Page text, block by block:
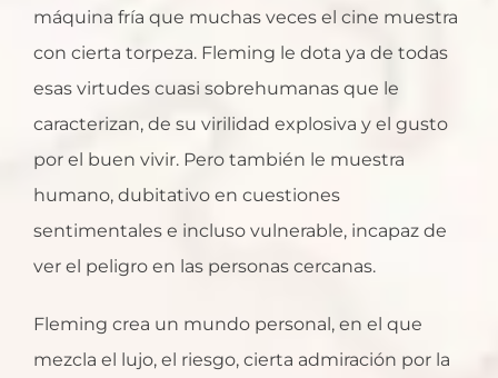
máquina fría que muchas veces el cine muestra
con cierta torpeza. Fleming le dota ya de todas
esas virtudes cuasi sobrehumanas que le
caracterizan, de su virilidad explosiva y el gusto
por el buen vivir. Pero también le muestra
humano, dubitativo en cuestiones
sentimentales e incluso vulnerable, incapaz de
ver el peligro en las personas cercanas.
Fleming crea un mundo personal, en el que
mezcla el lujo, el riesgo, cierta admiración por la